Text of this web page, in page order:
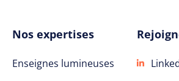
Nos expertises
Enseignes lumineuses